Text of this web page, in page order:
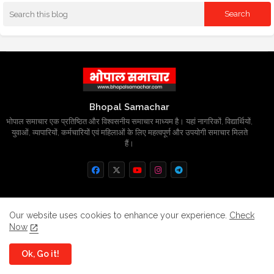
Bhopal Samachar
भोपाल समाचार एक प्रतिष्ठित और विश्वसनीय समाचार माध्यम है। यहां नागरिकों, विद्यार्थियों,
युवाओं, व्यापारियों, कर्मचारियों एवं महिलाओं के लिए महत्वपूर्ण और उपयोगी समाचार मिलते
हैं।
All Right Reserved Copyright
Home About Contact us
Privacy Policy
Our website uses cookies to enhance your experience. Check
Now
Ok, Go it!